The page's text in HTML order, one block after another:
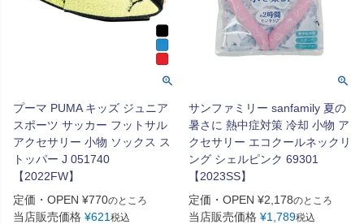
プーマ PUMA キッズ ジュニア
スポーツ サッカー フットサル
アクセサリー 小物 ソックス ス
トッパー J 051740
【2022FW】
定価・OPEN ¥770のところ
当店販売価格 ¥621 税込
サンファミリー sanfamily 夏の
暑さに 熱中症対策 冷却 小物 ア
クセサリー エコクールネックリ
ング シェルピンク 69301
【2023SS】
定価・OPEN ¥2,178のところ
当店販売価格 ¥1,789税込